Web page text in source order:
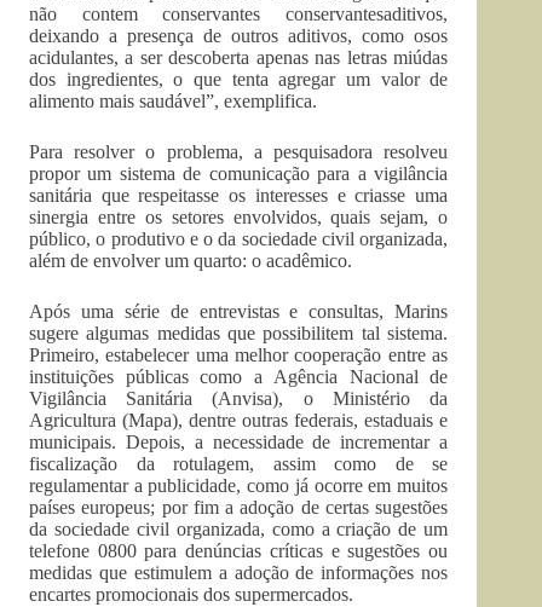
não contem conservantes conservantesaditivos,
deixando a presença de outros aditivos, como osos
acidulantes, a ser descoberta apenas nas letras miúdas
dos ingredientes, o que tenta agregar um valor de
alimento mais saudável”, exemplifica.
Para resolver o problema, a pesquisadora resolveu
propor um sistema de comunicação para a vigilância
sanitária que respeitasse os interesses e criasse uma
sinergia entre os setores envolvidos, quais sejam, o
público, o produtivo e o da sociedade civil organizada,
além de envolver um quarto: o acadêmico.
Após uma série de entrevistas e consultas, Marins
sugere algumas medidas que possibilitem tal sistema.
Primeiro, estabelecer uma melhor cooperação entre as
instituições públicas como a Agência Nacional de
Vigilância Sanitária (Anvisa), o Ministério da
Agricultura (Mapa), dentre outras federais, estaduais e
municipais. Depois, a necessidade de incrementar a
fiscalização da rotulagem, assim como de se
regulamentar a publicidade, como já ocorre em muitos
países europeus; por fim a adoção de certas sugestões
da sociedade civil organizada, como a criação de um
telefone 0800 para denúncias críticas e sugestões ou
medidas que estimulem a adoção de informações nos
encartes promocionais dos supermercados.